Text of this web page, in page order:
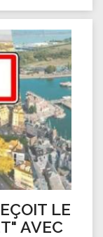
LE
AVEC